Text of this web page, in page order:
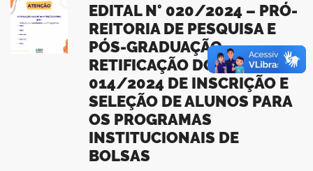
EDITAL N° 020/2024 – PRÓ-
REITORIA DE PESQUISA E
PÓS-GRADUAÇÃO
RETIFICAÇÃO DO EDITAL
014/2024 DE INSCRIÇÃO E
SELEÇÃO DE ALUNOS PARA
OS PROGRAMAS
INSTITUCIONAIS DE
BOLSAS